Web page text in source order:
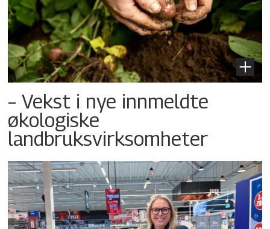
– Vekst i nye innmeldte
økologiske
landbruksvirksomheter